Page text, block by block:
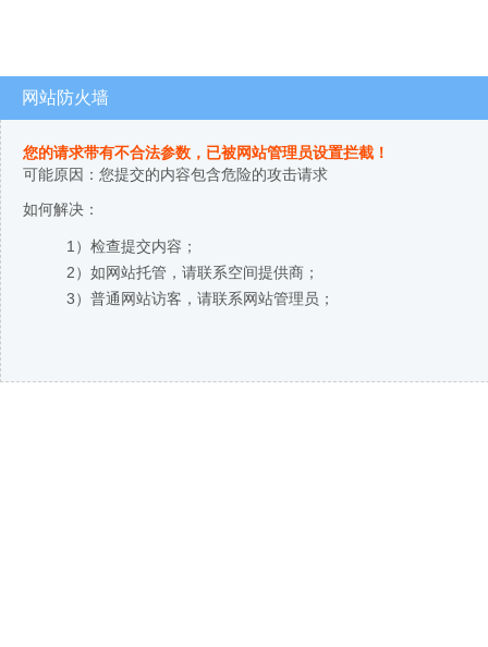
网站防火墙
您的请求带有不合法参数，已被网站管理员设置拦截！
可能原因：您提交的内容包含危险的攻击请求
如何解决：
1）检查提交内容；
2）如网站托管，请联系空间提供商；
3）普通网站访客，请联系网站管理员；